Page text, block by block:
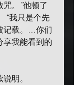
。”他顿了
“我只是个先
记载。…你们
享我能看到的
明。